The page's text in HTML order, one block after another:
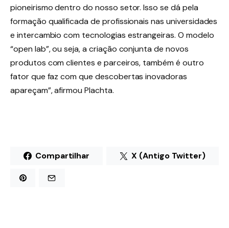
pioneirismo dentro do nosso setor. Isso se dá pela
formação qualificada de profissionais nas universidades
e intercambio com tecnologias estrangeiras. O modelo
“open lab”, ou seja, a criação conjunta de novos
produtos com clientes e parceiros, também é outro
fator que faz com que descobertas inovadoras
apareçam”, afirmou Plachta.
Compartilhar X (Antigo Twitter)